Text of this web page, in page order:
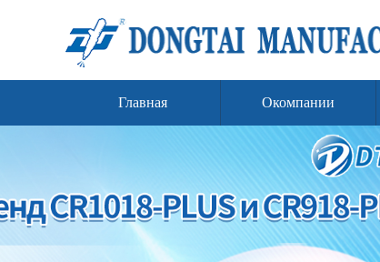
Главная Окомпании